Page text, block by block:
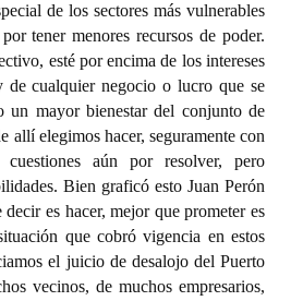
ORGÁNICA
de los sectores más vulnerables
tener menores recursos de poder.
esté por encima de los intereses
de cualquier negocio o lucro que se
un mayor bienestar del conjunto de
allí elegimos hacer, seguramente con
aún por resolver, pero
Bien graficó esto Juan Perón
es hacer, mejor que prometer es
que cobró vigencia en estos
el juicio de desalojo del Puerto
vecinos, de muchos empresarios,